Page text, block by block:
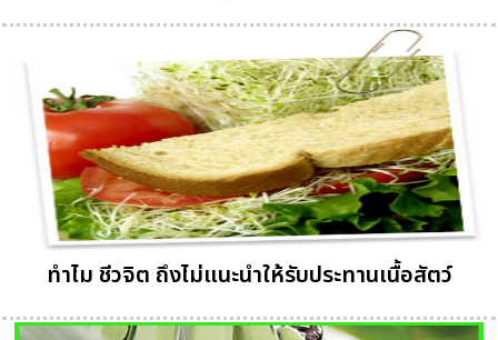
ทำไม ชีวจิต ถึงไม่แนะนำให้รับประทานเนื้อสัตว์